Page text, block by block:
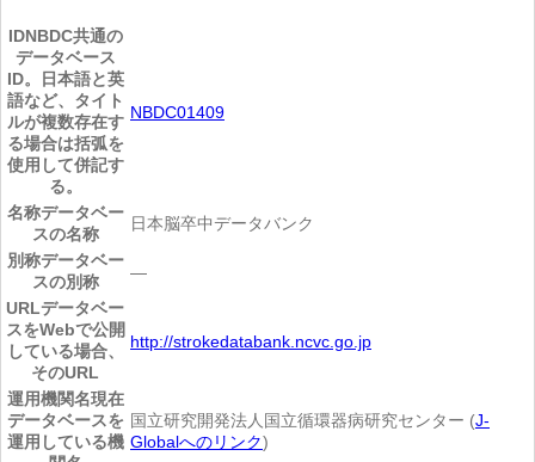
IDNBDC共通の
データベース
ID。日本語と英
語など、タイト
ルが複数存在す
る場合は括弧を
使用して併記す
る。
NBDC01409
名称データベー
スの名称
日本脳卒中データバンク
別称データベー
スの別称
―
URLデータベー
スをWebで公開
している場合、
そのURL
http://strokedatabank.ncvc.go.jp
運用機関名現在
データベースを
運用している機
国立研究開発法人国立循環器病研究センター (J-
Globalへのリンク)